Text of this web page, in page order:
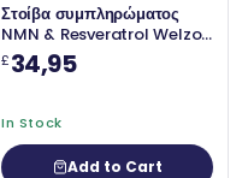
Στοίβα συμπληρώματος
NMN & Resveratrol Welzo
Ultra Purity
£34,95
In Stock
Add to Cart